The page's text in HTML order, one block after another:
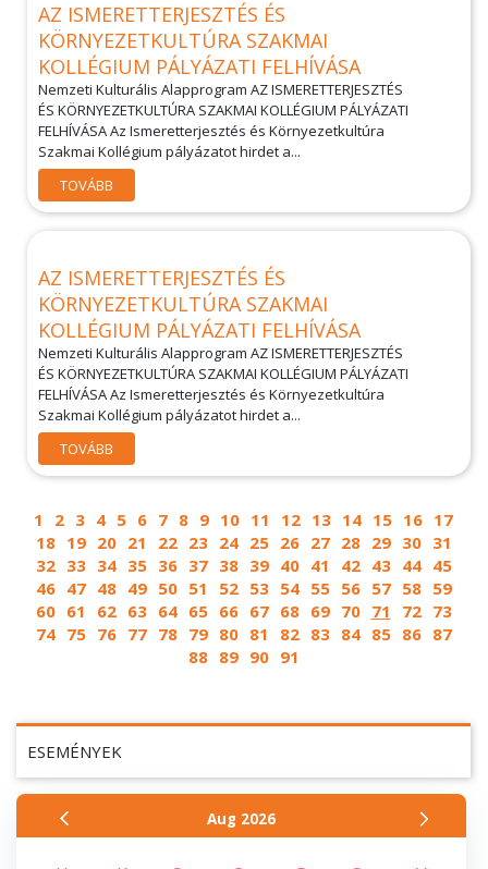
ESEMÉNYEK
Aug 2026
AZ ISMERETTERJESZTÉS ÉS
KÖRNYEZETKULTÚRA SZAKMAI
KOLLÉGIUM PÁLYÁZATI FELHÍVÁSA
Nemzeti Kulturális Alapprogram AZ ISMERETTERJESZTÉS
ÉS KÖRNYEZETKULTÚRA SZAKMAI KOLLÉGIUM PÁLYÁZATI
FELHÍVÁSA Az Ismeretterjesztés és Környezetkultúra
Szakmai Kollégium pályázatot hirdet a...
TOVÁBB
AZ ISMERETTERJESZTÉS ÉS
KÖRNYEZETKULTÚRA SZAKMAI
KOLLÉGIUM PÁLYÁZATI FELHÍVÁSA
Nemzeti Kulturális Alapprogram AZ ISMERETTERJESZTÉS
ÉS KÖRNYEZETKULTÚRA SZAKMAI KOLLÉGIUM PÁLYÁZATI
FELHÍVÁSA Az Ismeretterjesztés és Környezetkultúra
Szakmai Kollégium pályázatot hirdet a...
TOVÁBB
1 2 3 4 5 6 7 8 9 10 11 12 13 14 15 16 17
18 19 20 21 22 23 24 25 26 27 28 29 30 31
32 33 34 35 36 37 38 39 40 41 42 43 44 45
46 47 48 49 50 51 52 53 54 55 56 57 58 59
60 61 62 63 64 65 66 67 68 69 70 71 72 73
74 75 76 77 78 79 80 81 82 83 84 85 86 87
88 89 90 91